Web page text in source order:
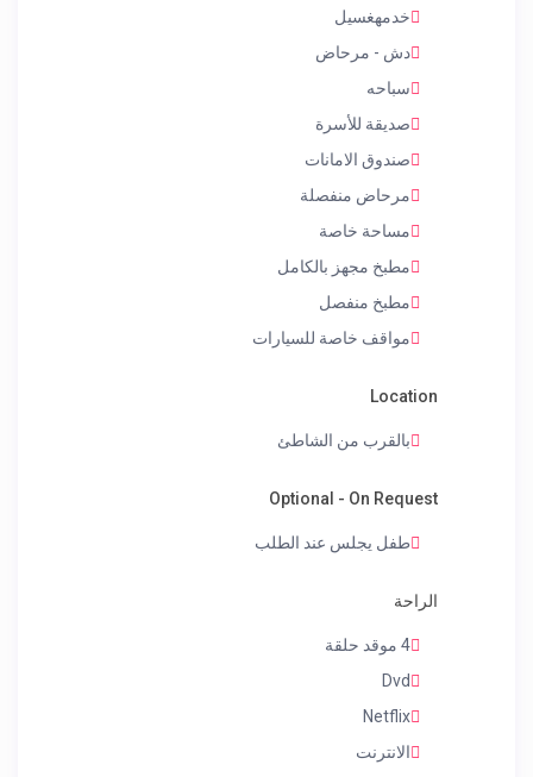
خدمهغسيل
دش - مرحاض
سباحه
صديقة للأسرة
صندوق الامانات
مرحاض منفصلة
مساحة خاصة
مطبخ مجهز بالكامل
مطبخ منفصل
مواقف خاصة للسيارات
Location
بالقرب من الشاطئ
Optional - On Request
طفل يجلس عند الطلب
الراحة
4 موقد حلقة
Dvd
Netflix
الانترنت